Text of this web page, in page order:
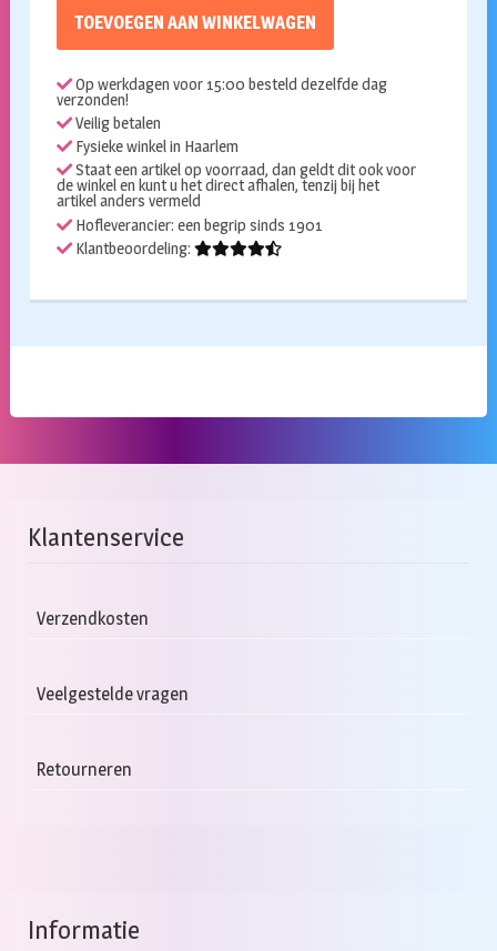
TOEVOEGEN AAN WINKELWAGEN
Op werkdagen voor 15:00 besteld dezelfde dag
verzonden!
Veilig betalen
Fysieke winkel in Haarlem
Staat een artikel op voorraad, dan geldt dit ook voor
de winkel en kunt u het direct afhalen, tenzij bij het
artikel anders vermeld
Hofleverancier: een begrip sinds 1901
Klantbeoordeling:
Klantenservice
Verzendkosten
Veelgestelde vragen
Retourneren
Informatie